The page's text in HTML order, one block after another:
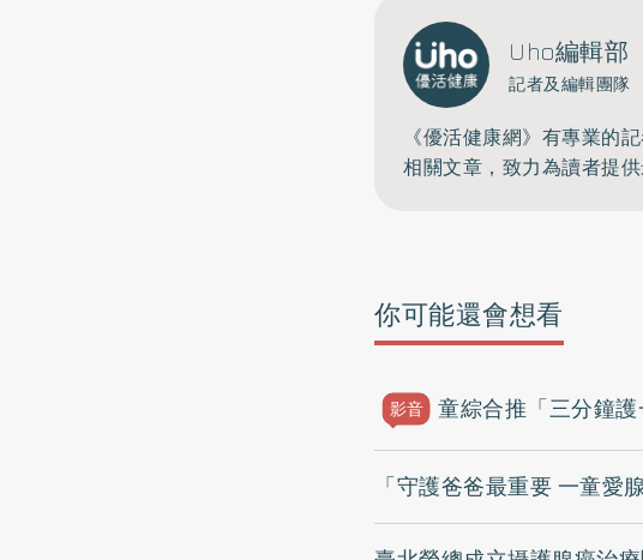
Uho編輯部
記者及編輯團隊
《優活健康網》有專業的
相關文章，致力為讀者提
你可能還會想看
影音 童綜合推「三分鐘
「守護爸爸最重要 一童愛